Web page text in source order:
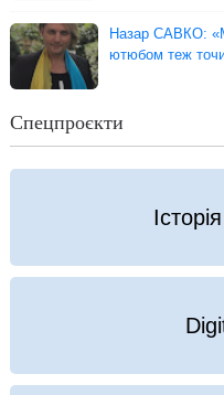
Назар САВКО:
ютюбом теж
Спецпроєкти
Історія